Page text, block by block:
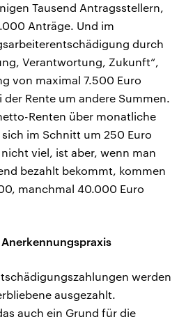
Tausend Antragsstellern,
Anträge. Und im
durch
Verantwortung, Zukunft“,
von maximal 7.500 Euro
Rente um andere Summen.
Renten über monatliche
im Schnitt um 250 Euro
viel, ist aber, wenn man
bezahlt bekommt, kommen
manchmal 40.000 Euro
werden
ausgezahlt.
auch ein Grund für die